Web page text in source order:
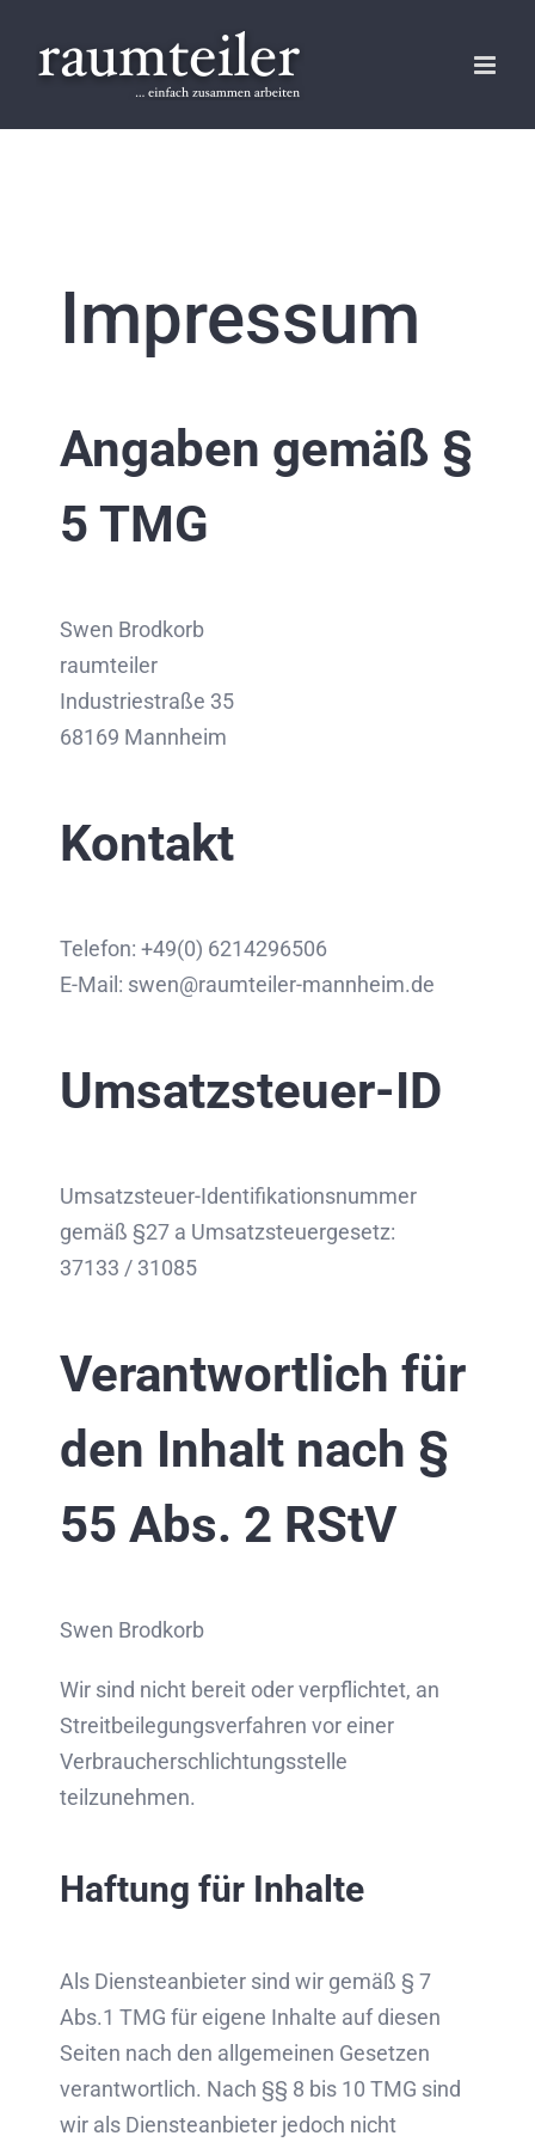
Impressum
Angaben gemäß §
5 TMG
Swen Brodkorb
raumteiler
Industriestraße 35
68169 Mannheim
Kontakt
Telefon: +49(0) 6214296506
E-Mail: swen@raumteiler-mannheim.de
Umsatzsteuer-ID
Umsatzsteuer-Identifikationsnummer
gemäß §27 a Umsatzsteuergesetz:
37133 / 31085
Verantwortlich für
den Inhalt nach §
55 Abs. 2 RStV
Swen Brodkorb
Wir sind nicht bereit oder verpflichtet, an
Streitbeilegungsverfahren vor einer
Verbraucherschlichtungsstelle
teilzunehmen.
Haftung für Inhalte
Als Diensteanbieter sind wir gemäß § 7
Abs.1 TMG für eigene Inhalte auf diesen
Seiten nach den allgemeinen Gesetzen
verantwortlich. Nach §§ 8 bis 10 TMG sind
wir als Diensteanbieter jedoch nicht